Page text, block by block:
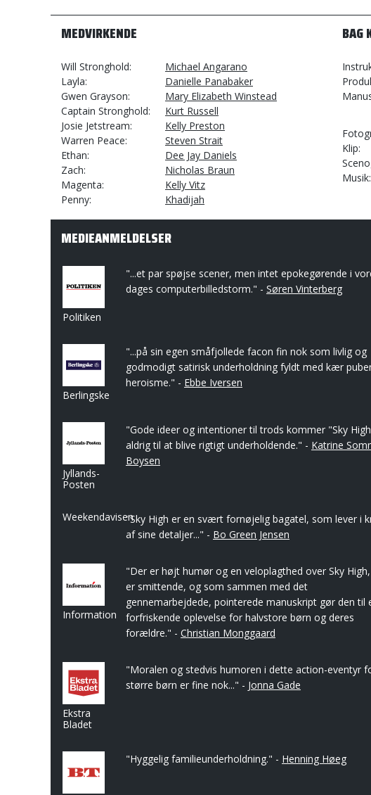
MEDVIRKENDE
Will Stronghold
Michael Angarano
Layla
Danielle Panabaker
Gwen Grayson
Mary Elizabeth Winstead
Captain Stronghold
Kurt Russell
Josie Jetstream
Kelly Preston
Warren Peace
Steven Strait
Ethan
Dee Jay Daniels
Zach
Nicholas Braun
Magenta
Kelly Vitz
Penny
Khadijah
BAG
Klip
Musik
MEDIEANMELDELSER
Politiken
"...et par spøjse scener, men intet epokegørende i
dages computerbilledstorm." - Søren Vinterberg
Berlingske
"...på sin egen småfjollede facon fin nok som livlig og
godmodigt satirisk underholdning fyldt med kær
heroisme." - Ebbe Iversen
Jyllands-
Posten
"Gode ideer og intentioner til trods kommer "Sky
aldrig til at blive rigtigt underholdende." - Katrine
Boysen
Weekendavisen"Sky High er en svært fornøjelig bagatel, som lever i
af sine detaljer..." - Bo Green Jensen
Information
"Der er højt humør og en veloplagthed over Sky
er smittende, og som sammen med det
gennemarbejdede, pointerede manuskript gør den til
forfriskende oplevelse for halvstore børn og deres
forældre." - Christian Monggaard
Ekstra
Bladet
"Moralen og stedvis humoren i dette action-eventyr
større børn er fine nok..." - Jonna Gade
"Hyggelig familieunderholdning." - Henning Høeg